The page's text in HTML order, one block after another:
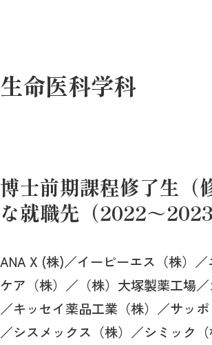
生命医科学科
博士前期課程修了生（
な就職先（2022～2023
ANA X (株)／イーピーエス（株）
ケア（株）／（株）大塚製薬工場／
／キッセイ薬品工業（株）／サッポ
／シスメックス（株）／シミック